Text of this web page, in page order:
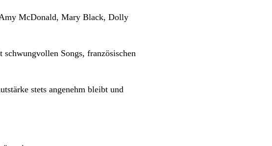
McDonald, Mary Black, Dolly
Songs, französischen
stets angenehm bleibt und